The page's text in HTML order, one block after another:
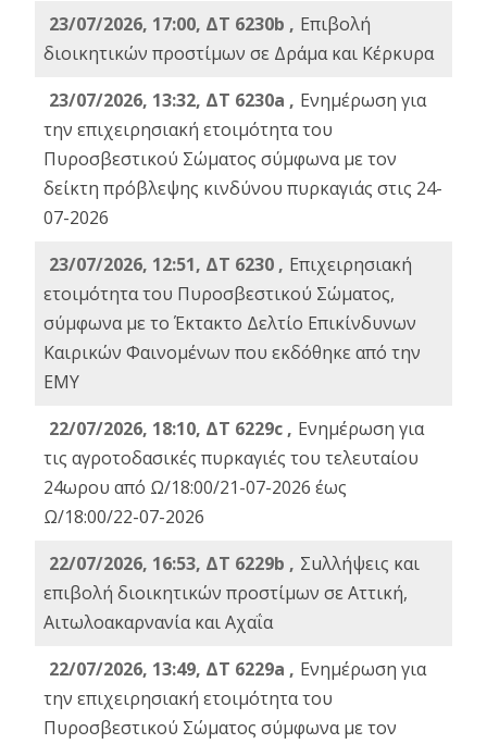
23/07/2026, 17:00, ΔΤ 6230b , Επιβολή
διοικητικών προστίμων σε Δράμα και Κέρκυρα
23/07/2026, 13:32, ΔΤ 6230a , Ενημέρωση για
την επιχειρησιακή ετοιμότητα του
Πυροσβεστικού Σώματος σύμφωνα με τον
δείκτη πρόβλεψης κινδύνου πυρκαγιάς στις 24-
07-2026
23/07/2026, 12:51, ΔΤ 6230 , Επιχειρησιακή
ετοιμότητα του Πυροσβεστικού Σώματος,
σύμφωνα με το Έκτακτο Δελτίο Επικίνδυνων
Καιρικών Φαινομένων που εκδόθηκε από την
ΕΜΥ
22/07/2026, 18:10, ΔΤ 6229c , Ενημέρωση για
τις αγροτοδασικές πυρκαγιές του τελευταίου
24ωρου από Ω/18:00/21-07-2026 έως
Ω/18:00/22-07-2026
22/07/2026, 16:53, ΔΤ 6229b , Σuλλήψεις και
επιβολή διοικητικών προστίμων σε Αττική,
Αιτωλοακαρνανία και Αχαΐα
22/07/2026, 13:49, ΔΤ 6229a , Ενημέρωση για
την επιχειρησιακή ετοιμότητα του
Πυροσβεστικού Σώματος σύμφωνα με τον